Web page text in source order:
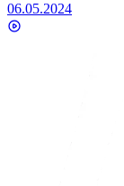
06.05.2024